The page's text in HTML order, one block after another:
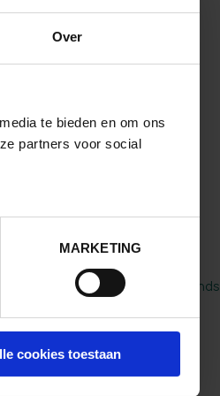
Over
te bieden en om ons
partners voor social
MARKETING
cookies toestaan
Kan ik nu niet naar Ouwehands
welke al helemaal vol is?